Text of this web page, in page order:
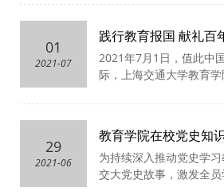
话。与此同时，教育学
之畔，第一时间领略大会
记重要讲话的磅礴力量。
01
2021-07
践行教育报国 献礼百
2021年7月1日，值此中
际，上海交通大学教育
博士、硕士研究生组成
源等地开展党史学习、扶
调研、基础教育实践基
实践团奔赴基层，扎根
29
2021-06
教育学院在校党史知
为持续深入推动党史学
交大党史故事，激发全